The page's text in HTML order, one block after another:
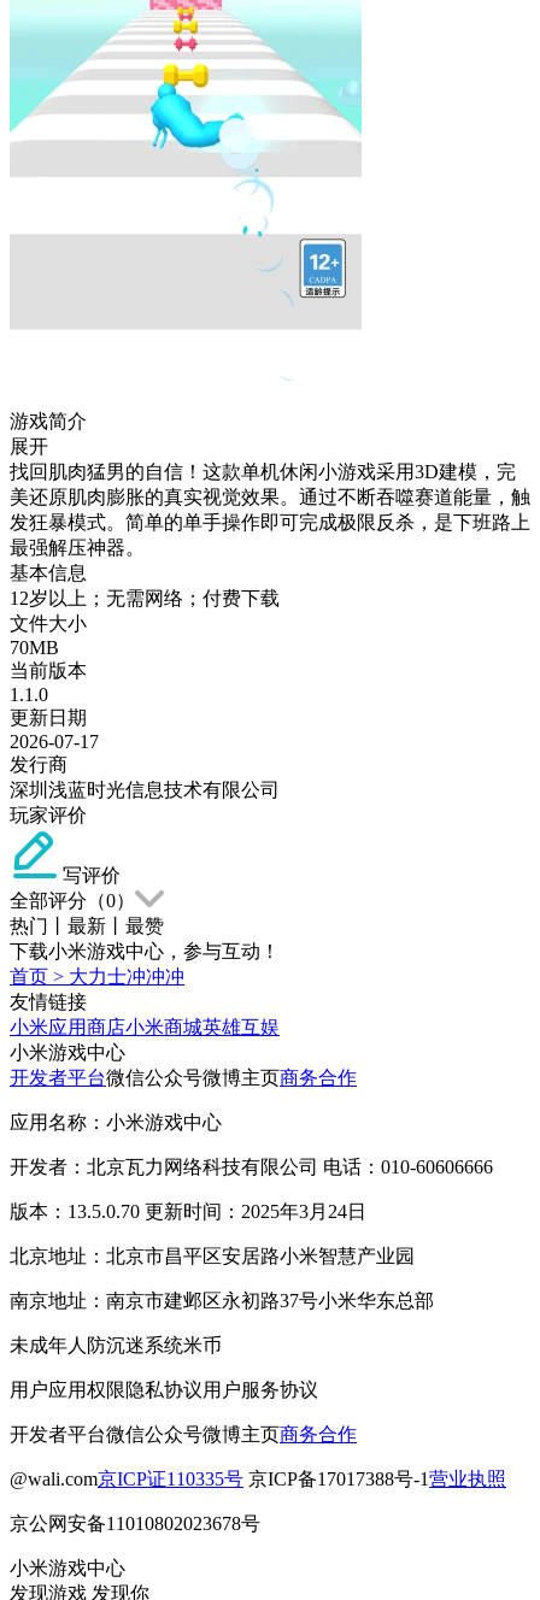
游戏简介
展开
找回肌肉猛男的自信！这款单机休闲小游戏采用3D建模，完
美还原肌肉膨胀的真实视觉效果。通过不断吞噬赛道能量，触
发狂暴模式。简单的单手操作即可完成极限反杀，是下班路上
最强解压神器。
基本信息
12岁以上；无需网络；付费下载
文件大小
70MB
当前版本
1.1.0
更新日期
2026-07-17
发行商
深圳浅蓝时光信息技术有限公司
玩家评价
写评价
全部评分（0）
热门
最新
最赞
下载小米游戏中心，参与互动！
首页 > 大力士冲冲冲
友情链接
小米应用商店小米商城英雄互娱
小米游戏中心
开发者平台微信公众号微博主页商务合作
应用名称：小米游戏中心
开发者：北京瓦力网络科技有限公司 电话：010-60606666
版本：13.5.0.70 更新时间：2025年3月24日
北京地址：北京市昌平区安居路小米智慧产业园
南京地址：南京市建邺区永初路37号小米华东总部
未成年人防沉迷系统米币
用户应用权限隐私协议用户服务协议
开发者平台微信公众号微博主页商务合作
@wali.com京ICP证110335号 京ICP备17017388号-1营业执照
京公网安备11010802023678号
小米游戏中心
发现游戏 发现你